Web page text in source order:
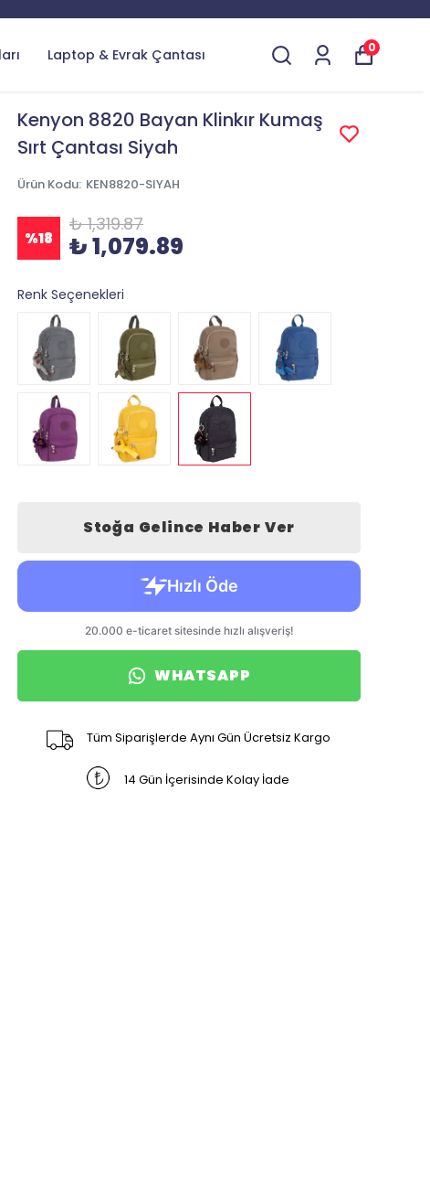
Laptop & Evrak Çantası 0
Kenyon 8820 Bayan Klinkır Kumaş
Sırt Çantası Siyah
Ürün Kodu: KEN8820-SIYAH
%18
₺ 1,319.87
₺ 1,079.89
Renk Seçenekleri
Stoğa Gelince Haber Ver
WHATSAPP
Tüm Siparişlerde Aynı Gün Ücretsiz Kargo
14 Gün İçerisinde Kolay İade